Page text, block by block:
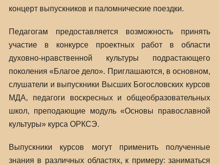
концерт выпускников и паломнические поездки.
Педагогам предоставляется возможность принять
участие в конкурсе проектных работ в области
духовно-нравственной культуры подрастающего
поколения «Благое дело». Приглашаются, в основном,
слушатели и выпускники Высших Богословских курсов
МДА, педагоги воскресных и общеобразовательных
школ, преподающие модуль «Основы православной
культуры» курса ОРКСЭ.
Выпускники курсов могут применить полученные
знания в различных областях, к примеру: заниматься